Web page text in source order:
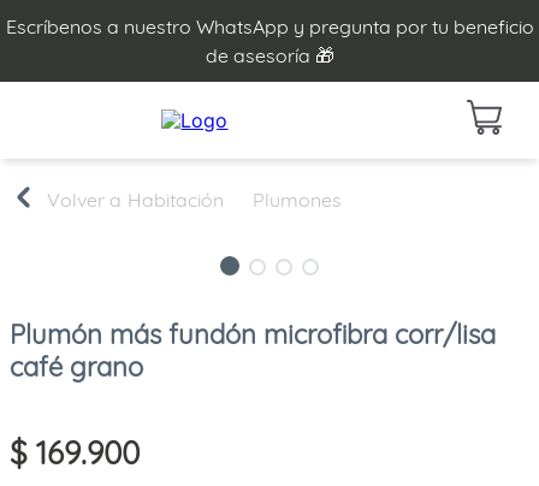
Escríbenos a nuestro WhatsApp y pregunta por tu beneficio
de asesoría 🎁
Habitación Plumones
Plumón más fundón microfibra corr/lisa
café grano
$ 169.900